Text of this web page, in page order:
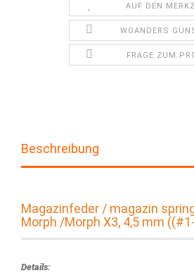
AUF DEN
WOANDERS
FRAGE ZUM
Beschreibung
Magazinfeder / magazin
Morph /Morph X3, 4,5 mm
Details: